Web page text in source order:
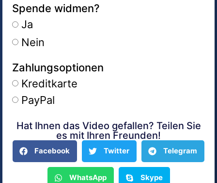
Spende widmen?
Ja
Nein
Zahlungsoptionen
Kreditkarte
PayPal
Alternative:
Hat Ihnen das Video gefallen? Teilen Sie
es mit Ihren Freunden!
Facebook Twitter Telegram
WhatsApp Skype